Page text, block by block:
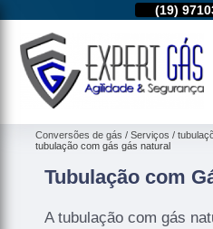
(19)
Conversões de gás Serviços
tubulação com gás gás natural
Tubulação com
A tubulação com gás